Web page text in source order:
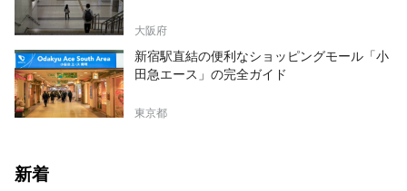
大阪府
新宿駅直結の便利なショッピングモール「小
田急エース」の完全ガイド
東京都
新着